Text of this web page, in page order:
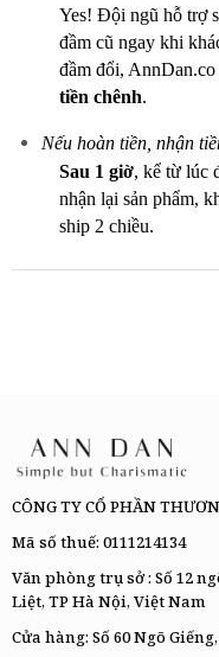
Yes! Đội ngũ hỗ trợ
đầm cũ ngay khi
đầm đổi, AnnDan.co
tiền chênh.
Nếu hoàn tiền, nhận
Sau 1 giờ, kể từ lúc
nhận lại sản phẩm,
ship 2 chiều.
CÔNG TY CỔ PHẦN
Mã số thuế: 0111214134
Văn phòng trụ sở : Số 12
Liệt, TP Hà Nội, Việt Nam
Cửa hàng: Số 60 Ngõ